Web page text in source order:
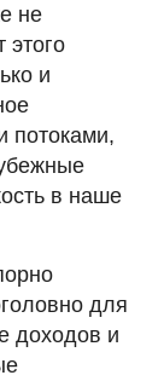
не
этого
и
потоками,
в наше
для
доходов и